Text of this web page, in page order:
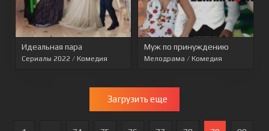
Идеальная пара
Сериалы 2022 / Комедия
Муж по принуждению
Мелодрама / Комедия
Загрузить еще